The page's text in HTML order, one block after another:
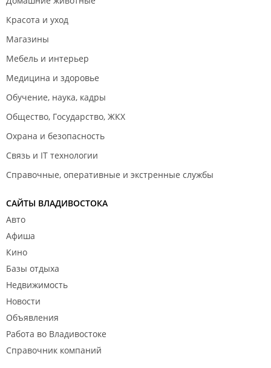
Красота и уход
Магазины
Мебель и интерьер
Медицина и здоровье
Обучение, наука, кадры
Общество, Государство, ЖКХ
Охрана и безопасность
Связь и IT технологии
Справочные, оперативные и экстренные службы
САЙТЫ ВЛАДИВОСТОКА
Авто
Афиша
Кино
Базы отдыха
Недвижимость
Новости
Объявления
Работа во Владивостоке
Справочник компаний